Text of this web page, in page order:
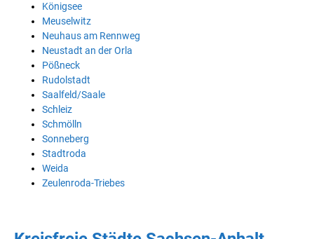
Königsee
Meuselwitz
Neuhaus am Rennweg
Neustadt an der Orla
Pößneck
Rudolstadt
Saalfeld/Saale
Schleiz
Schmölln
Sonneberg
Stadtroda
Weida
Zeulenroda-Triebes